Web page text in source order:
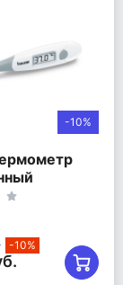
-10%
-10%